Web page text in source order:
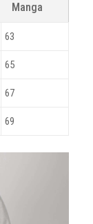
Manga
63
65
67
69